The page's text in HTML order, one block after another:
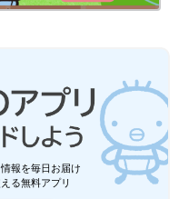
報を毎日お届け
る無料アプリ